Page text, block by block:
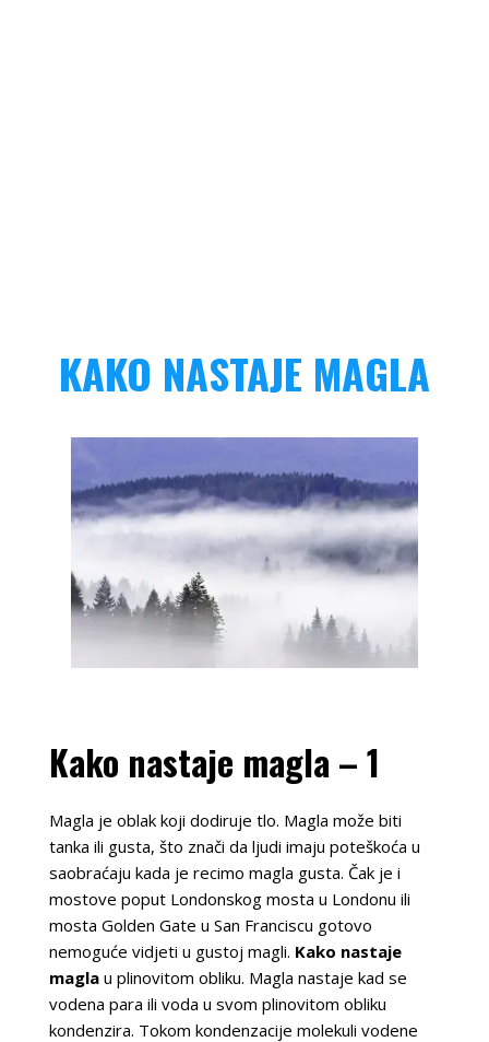
KAKO NASTAJE MAGLA
Kako nastaje magla – 1
Magla je oblak koji dodiruje tlo. Magla može biti
tanka ili gusta, što znači da ljudi imaju poteškoća u
saobraćaju kada je recimo magla gusta. Čak je i
mostove poput Londonskog mosta u Londonu ili
mosta Golden Gate u San Franciscu gotovo
nemoguće vidjeti u gustoj magli. Kako nastaje
maglau plinovitom obliku. Magla nastaje kad se
vodena para ili voda u svom plinovitom obliku
kondenzira. Tokom kondenzacije molekuli vodene